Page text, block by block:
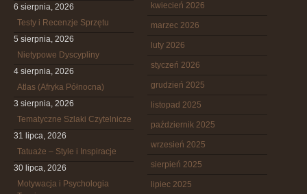
6 sierpnia, 2026
Testy i Recenzje Sprzętu
5 sierpnia, 2026
Nietypowe Dyscypliny
4 sierpnia, 2026
Atlas (Afryka Północna)
3 sierpnia, 2026
Tematyczne Szlaki Czytelnicze
31 lipca, 2026
Tatuaże – Style i Inspiracje
30 lipca, 2026
Motywacja i Psychologia
kwiecień 2026
marzec 2026
luty 2026
styczeń 2026
grudzień 2025
listopad 2025
październik 2025
wrzesień 2025
sierpień 2025
lipiec 2025